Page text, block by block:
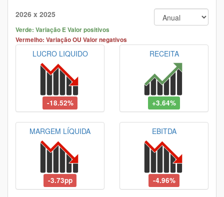
2026 x 2025
Verde: Variação E Valor positivos
Vermelho: Variação OU Valor negativos
LUCRO LIQUIDO
-18.52%
RECEITA
+3.64%
MARGEM LÍQUIDA
-3.73pp
EBITDA
-4.96%